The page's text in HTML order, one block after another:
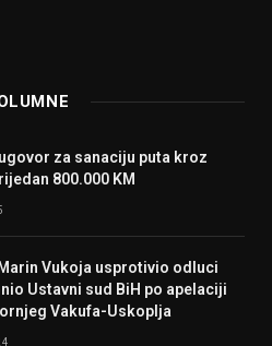
za sanaciju puta kroz
800.000 KM
Vukoja usprotivio odluci
Ustavni sud BiH po apelaciji
Vakufa-Uskoplja